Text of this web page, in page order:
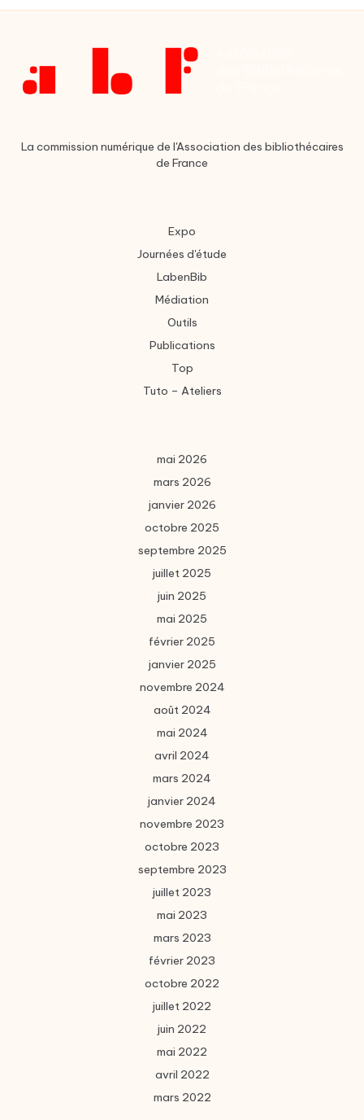
La commission numérique de l'Association des bibliothécaires
de France
Expo
Journées d'étude
LabenBib
Médiation
Outils
Publications
Top
Tuto – Ateliers
mai 2026
mars 2026
janvier 2026
octobre 2025
septembre 2025
juillet 2025
juin 2025
mai 2025
février 2025
janvier 2025
novembre 2024
août 2024
mai 2024
avril 2024
mars 2024
janvier 2024
novembre 2023
octobre 2023
septembre 2023
juillet 2023
mai 2023
mars 2023
février 2023
octobre 2022
juillet 2022
juin 2022
mai 2022
avril 2022
mars 2022